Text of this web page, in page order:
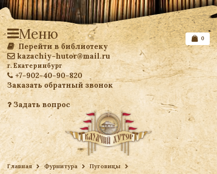
Перейти в библиотеку
kazachiy-hutor@mail.ru
г. Екатеринбург
+7-902-40-90-820
Заказать обратный звонок
Задать вопрос
Список желаемого
0
Меню
Главная Фурнитура
Пуговицы